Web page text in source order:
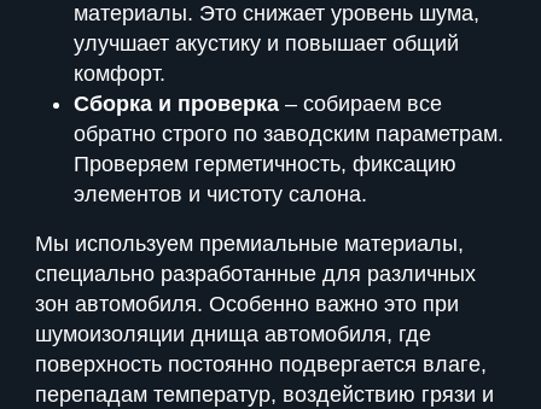
материалы. Это снижает уровень шума,
улучшает акустику и повышает общий
комфорт.
Сборка и проверка – собираем все
обратно строго по заводским параметрам.
Проверяем герметичность, фиксацию
элементов и чистоту салона.
Мы используем премиальные материалы,
специально разработанные для различных
зон автомобиля. Особенно важно это при
шумоизоляции днища автомобиля, где
поверхность постоянно подвергается влаге,
перепадам температур, воздействию грязи и